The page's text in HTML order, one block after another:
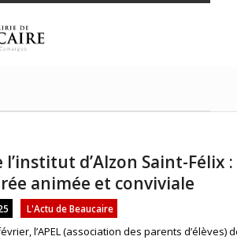
l’institut d’Alzon Saint-Félix :
animée et conviviale
L'Actu de Beaucaire
l’APEL (association des parents d’élèves)